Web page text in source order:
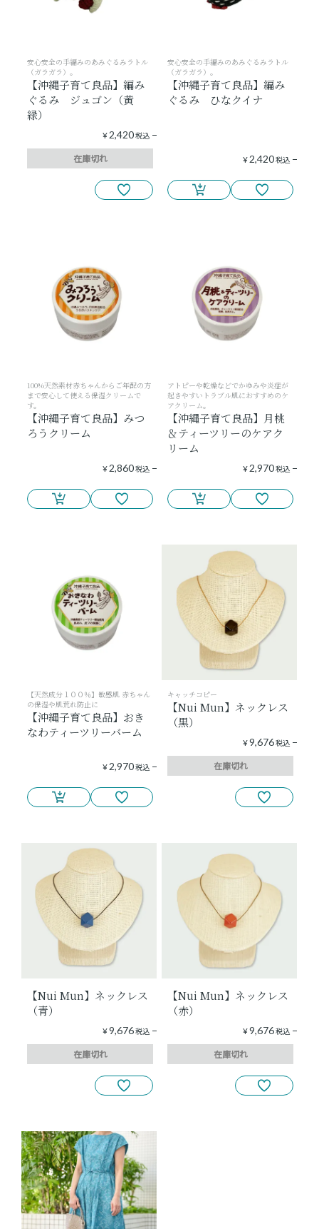
安心安全の手編みのあみぐるみラトル
（ガラガラ）。
【沖縄子育て良品】編み
ぐるみ ジュゴン（黄
緑）
¥ 2,420税込
在庫切れ
安心安全の手編みのあみぐるみラトル
（ガラガラ）。
【沖縄子育て良品】編み
ぐるみ ひなクイナ
¥ 2,420税込
100%天然素材赤ちゃんからご年配の方
まで安心して使える保湿クリームで
す。
【沖縄子育て良品】みつ
ろうクリーム
¥ 2,860税込
アトピーや乾燥などでかゆみや炎症が
起きやすいトラブル肌におすすめのケ
アクリーム。
【沖縄子育て良品】月桃
＆ティーツリーのケアク
リーム
¥ 2,970税込
【天然成分１００％】敏感肌 赤ちゃん
の保湿や肌荒れ防止に
【沖縄子育て良品】おき
なわティーツリーバーム
¥ 2,970税込
キャッチコピー
【Nui Mun】ネックレス
（黒）
¥9,676税込
在庫切れ
【Nui Mun】ネックレス
（青）
¥9,676税込
在庫切れ
【Nui Mun】ネックレス
（赤）
¥9,676税込
在庫切れ